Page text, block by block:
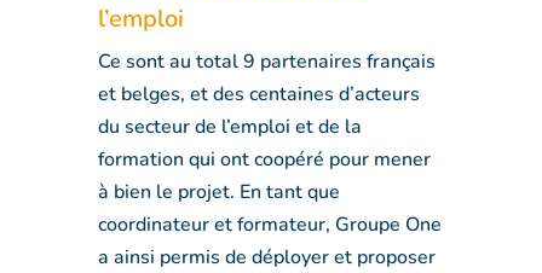
l’emploi
Ce sont au total 9 partenaires français
et belges, et des centaines d’acteurs
du secteur de l’emploi et de la
formation qui ont coopéré pour mener
à bien le projet. En tant que
coordinateur et formateur, Groupe One
a ainsi permis de déployer et proposer